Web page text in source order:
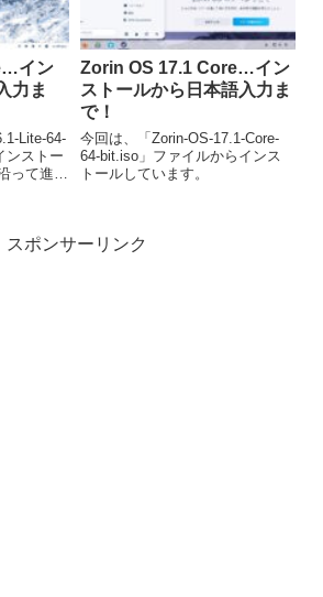
イン
力ま
Lite-64-
ンストー
って進め
Zorin OS 17.1 Core…イン
ストールから日本語入力ま
で！
今回は、「Zorin-OS-17.1-Core-
64-bit.iso」ファイルからインス
トールしています。
スポンサーリンク